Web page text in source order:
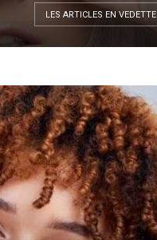
LES ARTICLES EN VEDETTE